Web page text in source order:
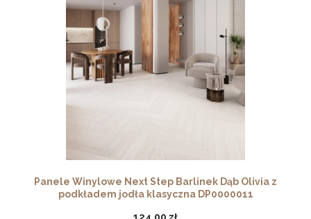
Panele Winylowe Next Step Barlinek Dąb Olivia z
podkładem jodła klasyczna DP0000011
124,00 zł